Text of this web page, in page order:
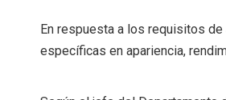
En respuesta a los requisitos
específicas en apariencia,